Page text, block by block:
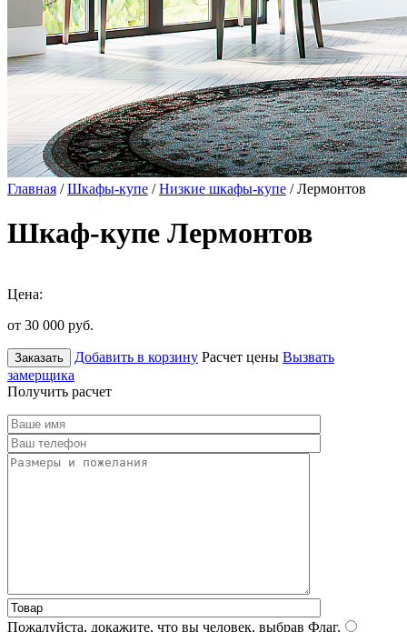
Главная /Шкафы-купе /Низкие шкафы-купе / Лермонтов
Шкаф-купе Лермонтов
Цена:
от 30 000 руб.
Заказать Добавить в корзину Расчет цены Вызвать
замерщика
Получить расчет
Пожалуйста, докажите, что вы человек, выбрав Флаг.